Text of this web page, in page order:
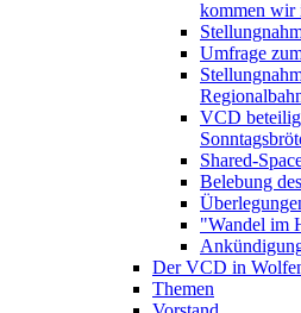
kommen wir
Umfrage
VCD
Shared-
Belebung
"Wandel im
Der VCD in
Themen